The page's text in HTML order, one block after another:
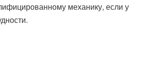
механику, если у